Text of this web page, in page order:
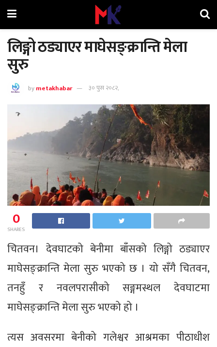
लिङ्गो ठड्याएर माघेसङ्क्रान्ति मेला
सुरु
bymetakhabar ३० पुस २०८२,
0
SHARES
चितवन। देवघाटको बेनीमा बाँसको लिङ्गो ठड्याएर
माघेसङ्क्रान्ति मेला सुरु भएको छ । यो सँगै चितवन,
तनहुँ र नवलपरासीको सङ्गमस्थल देवघाटमा
माघेसङ्क्रान्ति मेला सुरु भएको हो ।
त्यस अवसरमा बेनीको गलेश्वर आश्रमका पीठाधीश